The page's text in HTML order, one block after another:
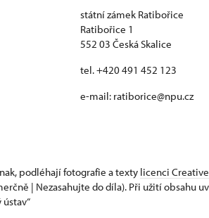
státní zámek Ratibořice
Ratibořice 1
552 03 Česká Skalice
tel. +420 491 452 123
e-mail: ratiborice@npu.cz
podléhají fotografie a texty licenci
| Nezasahujte do díla). Při užití obsahu